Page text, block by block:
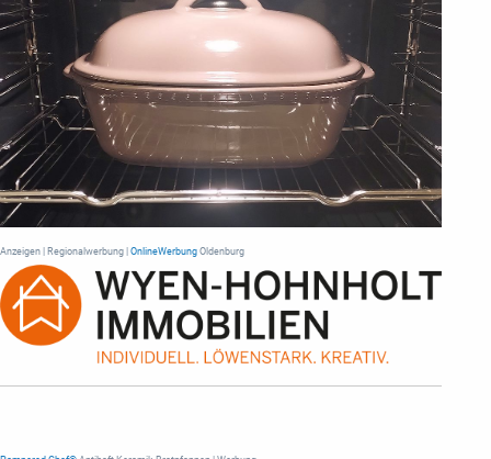
Anzeigen | Regionalwerbung | OnlineWerbung Oldenburg